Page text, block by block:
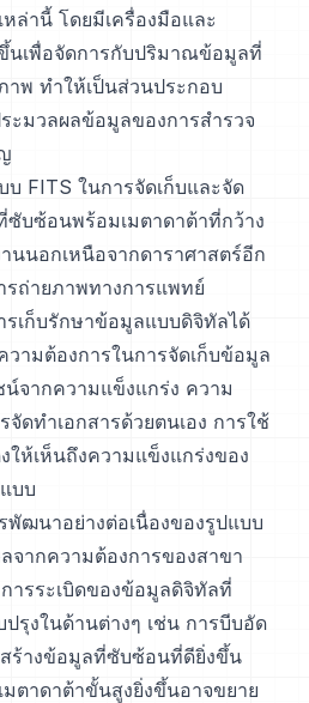
หล่านี้ โดยมีเครื่องมือและ
นเพื่อจัดการกับปริมาณข้อมูลที่
พ ทำให้เป็นส่วนประกอบ
ะมวลผลข้อมูลของการสำรวจ
FITS ในการจัดเก็บและจัด
ซับซ้อนพร้อมเมตาดาต้าที่กว้าง
นนอกเหนือจากดาราศาสตร์อีก
รถ่ายภาพทางการแพทย์
เก็บรักษาข้อมูลแบบดิจิทัลได้
ามต้องการในการจัดเก็บข้อมูล
น์จากความแข็งแกร่ง ความ
ดทำเอกสารด้วยตนเอง การใช้
ห้เห็นถึงความแข็งแกร่งของ
บบ
พัฒนาอย่างต่อเนื่องของรูปแบบ
จากความต้องการของสาขา
ารระเบิดของข้อมูลดิจิทัลที่
ปรุงในด้านต่างๆ เช่น การบีบอัด
ร้างข้อมูลที่ซับซ้อนที่ดียิ่งขึ้น
ตาดาต้าขั้นสูงยิ่งขึ้นอาจขยาย